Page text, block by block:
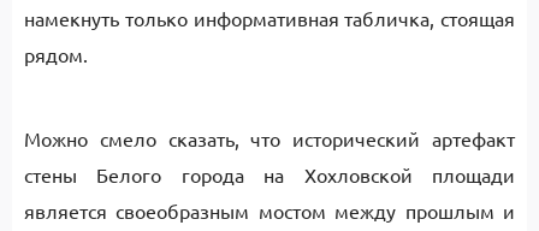
намекнуть только информативная табличка, стоящая
рядом.
Можно смело сказать, что исторический артефакт
стены Белого города на Хохловской площади
является своеобразным мостом между прошлым и